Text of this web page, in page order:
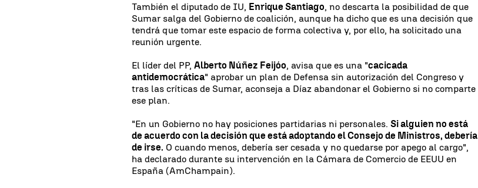
También el diputado de IU, Enrique Santiago, no descarta la posibilidad de que
Sumar salga del Gobierno de coalición, aunque ha dicho que es una decisión que
tendrá que tomar este espacio de forma colectiva y, por ello, ha solicitado una
reunión urgente.
El líder del PP,Alberto Núñez Feijóo, avisa que es una "cacicada
antidemocrática" aprobar un plan de Defensa sin autorización del Congreso y
tras las críticas de Sumar, aconseja a Díaz abandonar el Gobierno si no comparte
ese plan.
"En un Gobierno no hay posiciones partidarias ni personales.Si alguien no está
de acuerdo con la decisión que está adoptando el Consejo de Ministros, debería
de irse. O cuando menos, debería ser cesada y no quedarse por apego al cargo",
ha declarado durante su intervención en la Cámara de Comercio de EEUU en
España (AmChampain).